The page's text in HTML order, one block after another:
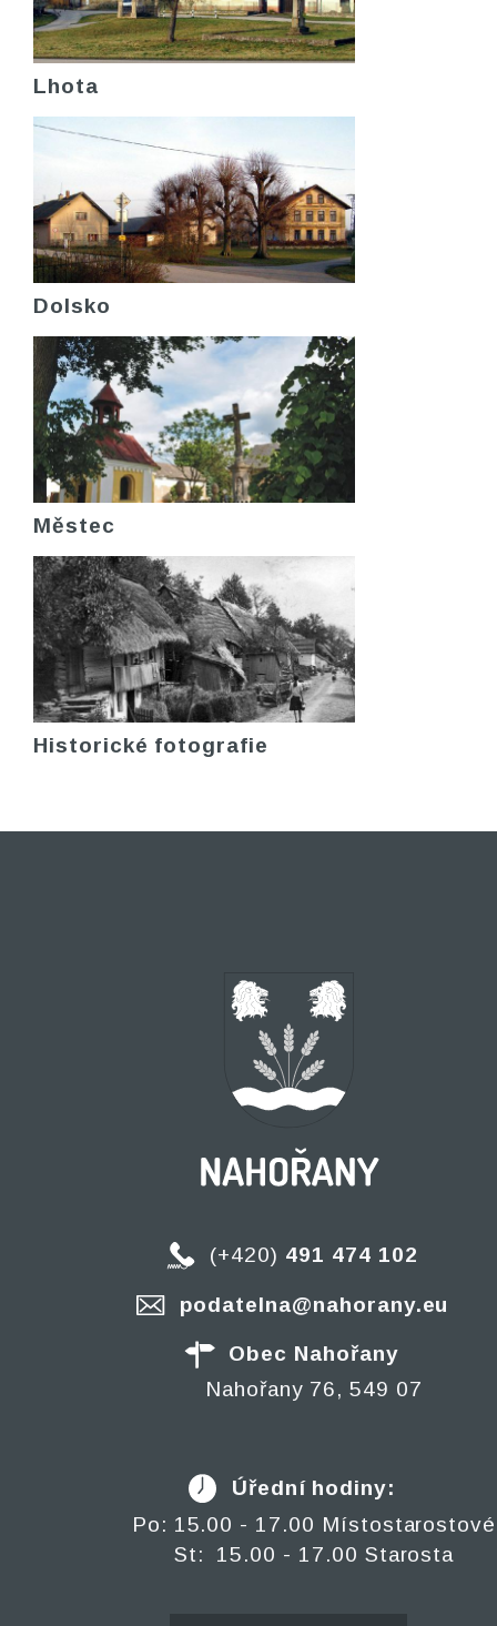
Lhota
Dolsko
Městec
Historické fotografie
(+420) 491 474 102
podatelna@nahorany.eu
Obec Nahořany
Nahořany 76, 549 07
Úřední hodiny:
Po: 15.00 - 17.00 Místostarostové
St: 15.00 - 17.00 Starosta